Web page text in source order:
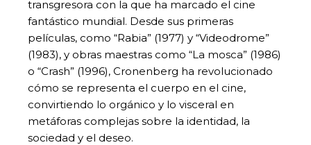
transgresora con la que ha marcado el cine
fantástico mundial. Desde sus primeras
películas, como “Rabia” (1977) y “Videodrome”
(1983), y obras maestras como “La mosca” (1986)
o “Crash” (1996), Cronenberg ha revolucionado
cómo se representa el cuerpo en el cine,
convirtiendo lo orgánico y lo visceral en
metáforas complejas sobre la identidad, la
sociedad y el deseo.